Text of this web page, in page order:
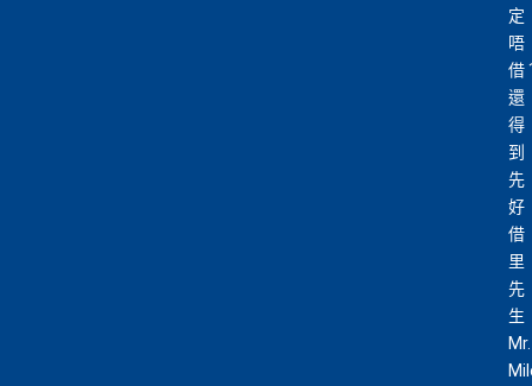
定
唔
借
還
得
到
先
好
借
里
先
生
Mr.